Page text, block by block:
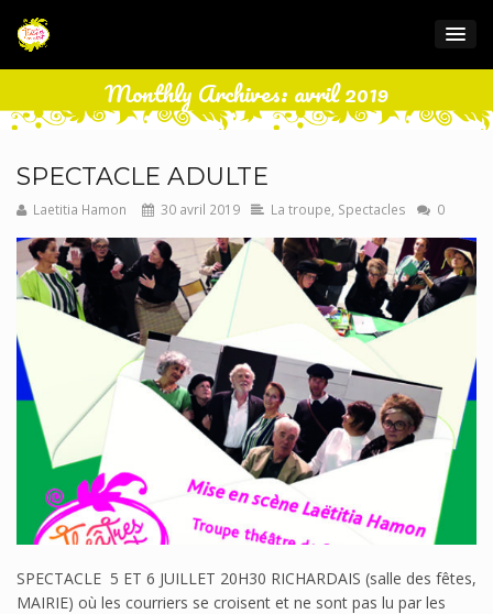
Monthly Archives: avril 2019
SPECTACLE ADULTE
Laetitia Hamon 30 avril 2019 La troupe Spectacles 0
SPECTACLE 5 ET 6 JUILLET 20H30 RICHARDAIS (salle des fêtes,
MAIRIE) où les courriers se croisent et ne sont pas lu par les